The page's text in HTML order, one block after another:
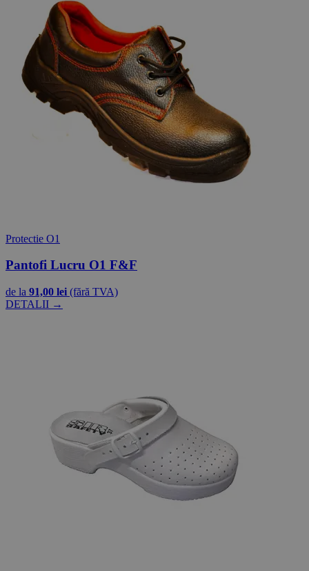
Protectie O1
Pantofi Lucru O1 F&F
de la 91,00 lei (fără TVA)
DETALII →